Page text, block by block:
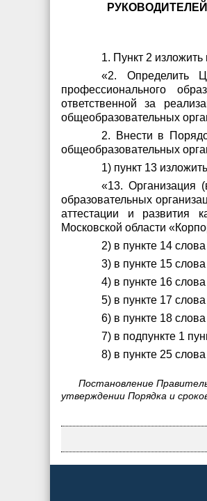
1. Пункт 2
«2. Определить
профессионального
ответственной за
общеобразовательных
2. Внести в
общеобразовательных
1) пункт 13
«13. Организация
образовательных
аттестации и развития
Московской области
2) в пункте 14
3) в пункте 15
4) в пункте 16
5) в пункте 17
6) в пункте 18
7) в подпункте 1
8) в пункте 25
Постановление
утверждении Порядка и